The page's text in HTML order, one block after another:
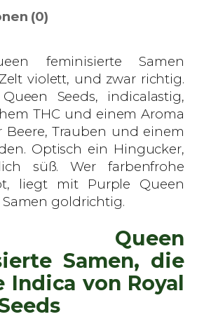
(0)
feminisierte Samen
violett, und zwar richtig.
Seeds, indicalastig,
THC und einem Aroma
Beere, Trauben und einem
Optisch ein Hingucker,
süß. Wer farbenfrohe
liegt mit Purple Queen
goldrichtig.
Queen
Samen, die
von Royal